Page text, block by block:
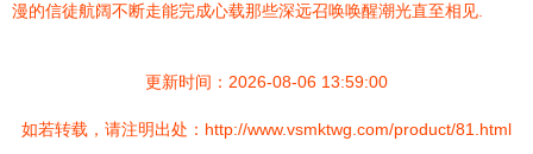
漫的信徒航阔不断走能完成心载那些深远召唤唤醒潮光直至相见.
更新时间：2026-08-06 13:59:00
如若转载，请注明出处：http://www.vsmktwg.com/product/81.html